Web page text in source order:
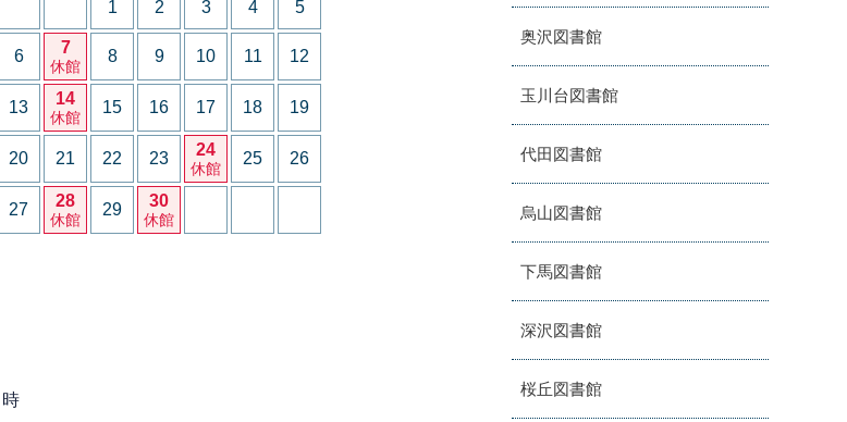
1 2 3 4 5
6 7
休館
8 9 10 11 12
13 14
休館
15 16 17 18 19
20 21 22 23 24
休館
25 26
27 28
休館
29 30
休館
奥沢図書館
玉川台図書館
代田図書館
烏山図書館
下馬図書館
深沢図書館
桜丘図書館